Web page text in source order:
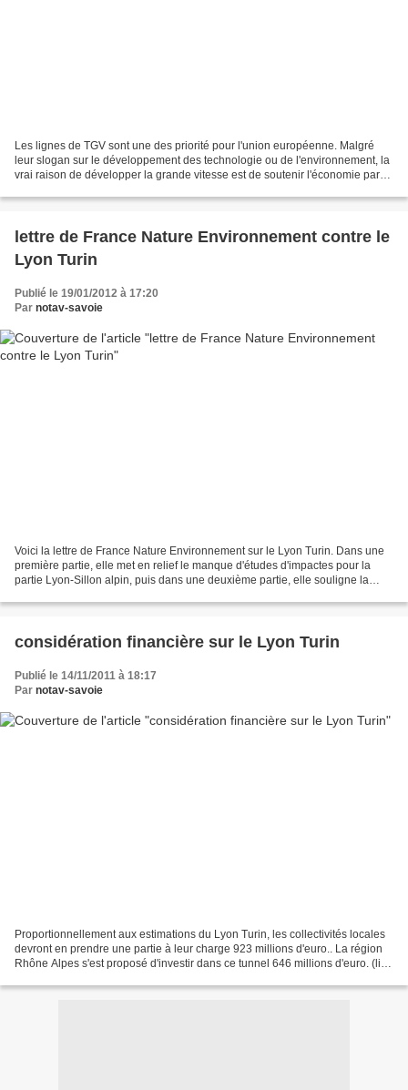
Les lignes de TGV sont une des priorité pour l'union européenne. Malgré
leur slogan sur le développement des technologie ou de l'environnement, la
vrai raison de développer la grande vitesse est de soutenir l'économie par
lettre de France Nature Environnement contre le
Lyon Turin
Publié le 19/01/2012 à 17:20
Par notav-savoie
Voici la lettre de France Nature Environnement sur le Lyon Turin. Dans une
première partie, elle met en relief le manque d'études d'impactes pour la
partie Lyon-Sillon alpin, puis dans une deuxième partie, elle souligne la
considération financière sur le Lyon Turin
Publié le 14/11/2011 à 18:17
Par notav-savoie
Proportionnellement aux estimations du Lyon Turin, les collectivités locales
devront en prendre une partie à leur charge 923 millions d'euro.. La région
Rhône Alpes s'est proposé d'investir dans ce tunnel 646 millions d'euro. (lien